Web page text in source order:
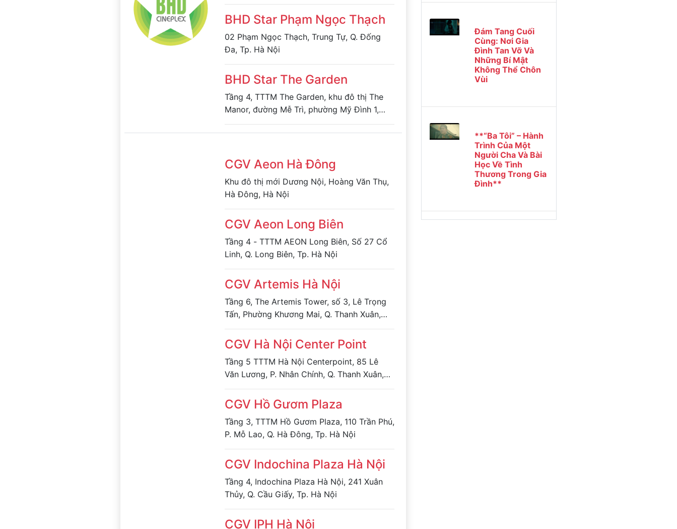
BHD Star Phạm Ngọc Thạch
02 Phạm Ngọc Thạch, Trung Tự, Q. Đống
Đa, Tp. Hà Nội
BHD Star The Garden
Tầng 4, TTTM The Garden, khu đô thị The
Manor, đường Mễ Trì, phường Mỹ Đình 1,
quận Nam Từ Liêm, Hà Nội
CGV Aeon Hà Đông
Khu đô thị mới Dương Nội, Hoàng Văn Thụ,
Hà Đông, Hà Nội
CGV Aeon Long Biên
Tầng 4 - TTTM AEON Long Biên, Số 27 Cổ
Linh, Q. Long Biên, Tp. Hà Nội
CGV Artemis Hà Nội
Tầng 6, The Artemis Tower, số 3, Lê Trọng
Tấn, Phường Khương Mai, Q. Thanh Xuân,
TP. Hà Nội
CGV Hà Nội Center Point
Tầng 5 TTTM Hà Nội Centerpoint, 85 Lê
Văn Lương, P. Nhân Chính, Q. Thanh Xuân,
Tp. Hà Nội
CGV Hồ Gươm Plaza
Tầng 3, TTTM Hồ Gươm Plaza, 110 Trần Phú,
P. Mỗ Lao, Q. Hà Đông, Tp. Hà Nội
CGV Indochina Plaza Hà Nội
Tầng 4, Indochina Plaza Hà Nội, 241 Xuân
Thủy, Q. Cầu Giấy, Tp. Hà Nội
CGV IPH Hà Nội
Đám Tang Cuối
Cùng: Nơi Gia
Đình Tan Vỡ Và
Những Bí Mật
Không Thể Chôn
Vùi
**“Ba Tôi” – Hành
Trình Của Một
Người Cha Và Bài
Học Về Tình
Thương Trong Gia
Đình**